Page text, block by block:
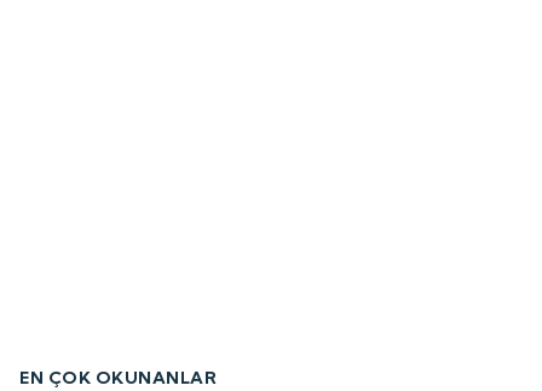
EN ÇOK OKUNANLAR